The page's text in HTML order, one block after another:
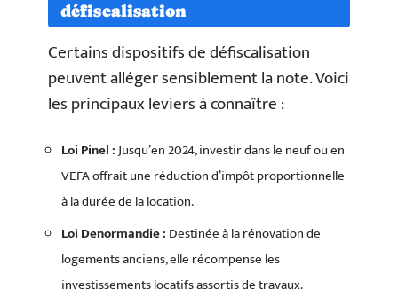
défiscalisation
Certains dispositifs de défiscalisation
peuvent alléger sensiblement la note. Voici
les principaux leviers à connaître :
Loi Pinel :Jusqu’en 2024, investir dans le neuf ou en
VEFA offrait une réduction d’impôt proportionnelle
à la durée de la location.
Loi Denormandie : Destinée à la rénovation de
logements anciens, elle récompense les
investissements locatifs assortis de travaux.